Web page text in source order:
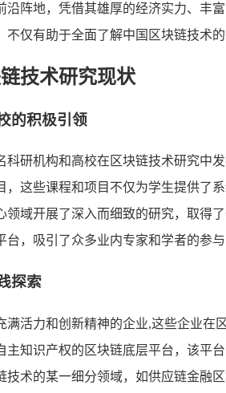
沿阵地，凭借其雄厚的经济实力、丰
不仅有助于全面了解中国区块链技术
技术研究现状
的积极引领
科研机构和高校在区块链技术研究中
，这些课程和项目不仅为学生提供了
领域开展了深入而细致的研究，取得
台，吸引了众多业内专家和学者的参
探索
满活力和创新精神的企业,这些企业在
主知识产权的区块链底层平台，该平
技术的某一细分领域，如供应链金融